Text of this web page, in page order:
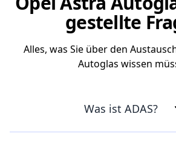
gestellte
Alles, was Sie über den
Autoglas wissen
Was ist ADAS?